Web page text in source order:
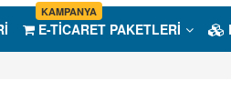
E-TİCARET PAKETLERİ
KAMPANYA